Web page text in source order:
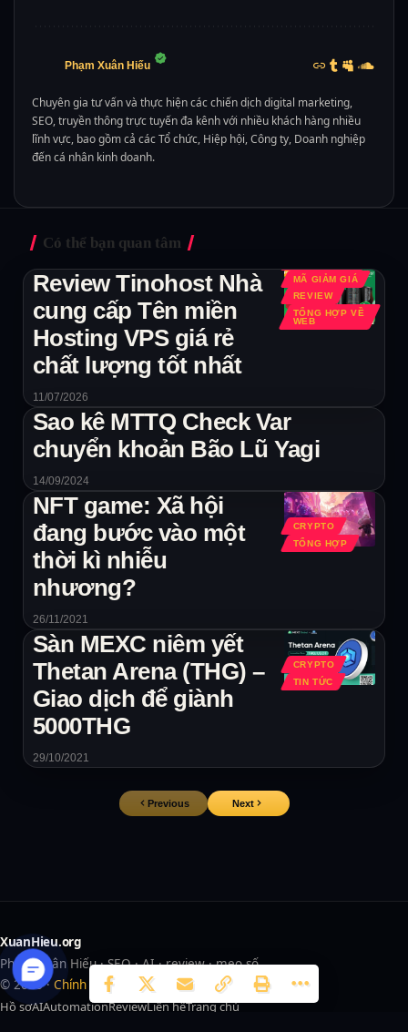
Phạm Xuân Hiếu
Chuyên gia tư vấn và thực hiện các chiến dịch digital marketing,
SEO, truyền thông trực tuyến đa kênh với nhiều khách hàng nhiều
lĩnh vực, bao gồm cả các Tổ chức, Hiệp hội, Công ty, Doanh nghiệp
đến cá nhân kinh doanh.
Có thể bạn quan tâm
MÃ GIẢM GIÁ
REVIEW
TỔNG HỢP VỀ
WEB
Review Tinohost Nhà
cung cấp Tên miền
Hosting VPS giá rẻ
chất lượng tốt nhất
11/07/2026
Sao kê MTTQ Check Var
chuyển khoản Bão Lũ Yagi
14/09/2024
CRYPTO
TỔNG HỢP
NFT game: Xã hội
đang bước vào một
thời kì nhiễu
nhương?
26/11/2021
CRYPTO
TIN TỨC
Sàn MEXC niêm yết
Thetan Arena (THG) –
Giao dịch để giành
5000THG
29/10/2021
Previous Next
XuanHieu.org
Phạm Xuân Hiếu · SEO · AI · review · mẹo số
© 2026 ·Chính sách review
Hồ sơAIAutomationReviewLiên hệTrang chủ